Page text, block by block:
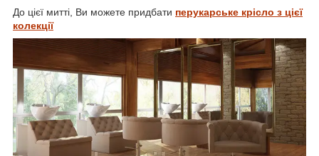
До цієї митті, Ви можете придбати перукарське крісло з цієї
колекції